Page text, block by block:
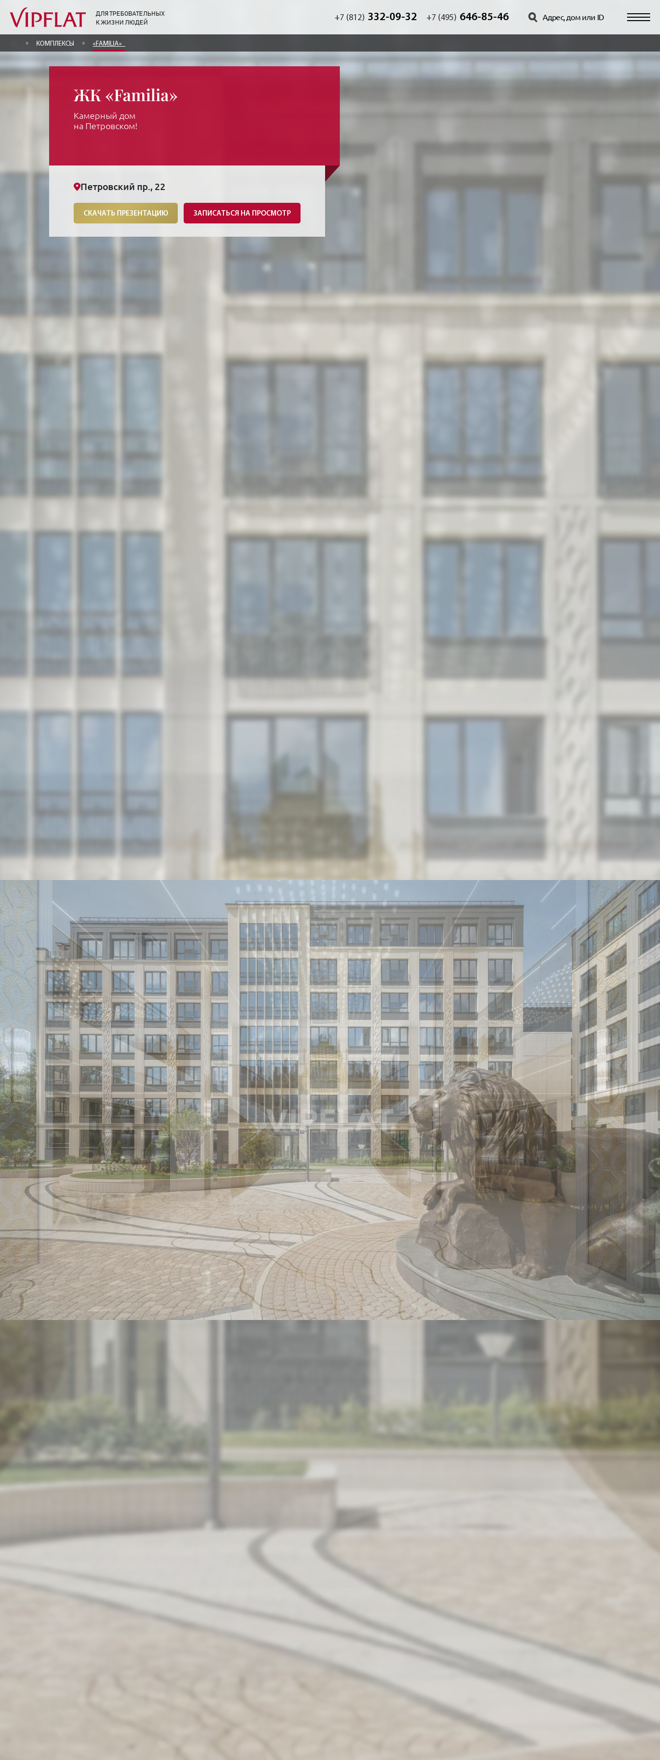
ДЛЯ ТРЕБОВАТЕЛЬНЫХ
К ЖИЗНИ ЛЮДЕЙ
+7 (812) 332-09-32 +7 (495) 646-85-46
ГЛАВНАЯКОМПЛЕКСЫ «FAMILIA»
ЖК «Familia»
Камерный дом
на Петровском!
Петровский пр., 22
СКАЧАТЬ ПРЕЗЕНТАЦИЮ ЗАПИСАТЬСЯ НА ПРОСМОТР